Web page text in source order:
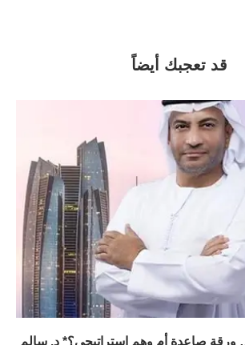
قد تعجبك أيضاً
ورقة صاعدة أم وهم استراتيجي؟* د. سالم